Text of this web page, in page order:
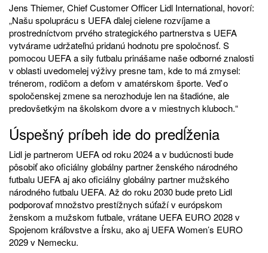
Jens Thiemer, Chief Customer Officer Lidl International, hovorí:
„Našu spoluprácu s UEFA ďalej cielene rozvíjame a
prostredníctvom prvého strategického partnerstva s UEFA
vytvárame udržateľnú pridanú hodnotu pre spoločnosť. S
pomocou UEFA a sily futbalu prinášame naše odborné znalosti
v oblasti uvedomelej výživy presne tam, kde to má zmysel:
trénerom, rodičom a deťom v amatérskom športe. Veď o
spoločenskej zmene sa nerozhoduje len na štadióne, ale
predovšetkým na školskom dvore a v miestnych kluboch.“
Úspešný príbeh ide do predĺženia
Lidl je partnerom UEFA od roku 2024 a v budúcnosti bude
pôsobiť ako oficiálny globálny partner ženského národného
futbalu UEFA aj ako oficiálny globálny partner mužského
národného futbalu UEFA. Až do roku 2030 bude preto Lidl
podporovať množstvo prestížnych súťaží v európskom
ženskom a mužskom futbale, vrátane UEFA EURO 2028 v
Spojenom kráľovstve a Írsku, ako aj UEFA Women’s EURO
2029 v Nemecku.